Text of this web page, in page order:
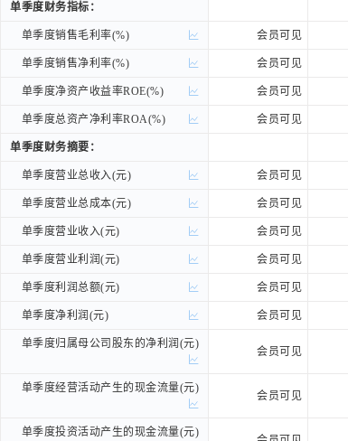
单季度财务指标：
单季度销售毛利率(%) 会员可见
单季度销售净利率(%) 会员可见
单季度净资产收益率ROE(%) 会员可见
单季度总资产净利率ROA(%) 会员可见
单季度财务摘要：
单季度营业总收入(元) 会员可见
单季度营业总成本(元) 会员可见
单季度营业收入(元) 会员可见
单季度营业利润(元) 会员可见
单季度利润总额(元) 会员可见
单季度净利润(元) 会员可见
单季度归属母公司股东的净利润(元)
会员可见
单季度经营活动产生的现金流量(元)
会员可见
单季度投资活动产生的现金流量(元)
单季度财务指标：
单季度销售毛利率(%)
单季度销售净利率(%)
单季度净资产收益率ROE(%)
单季度总资产净利率ROA(%)
单季度财务摘要：
单季度营业总收入(元)
单季度营业总成本(元)
单季度营业收入(元)
单季度营业利润(元)
单季度利润总额(元)
单季度净利润(元)
单季度归属母公司股东的净利润(元)
单季度经营活动产生的现金流量(元)
单季度投资活动产生的现金流量(元)